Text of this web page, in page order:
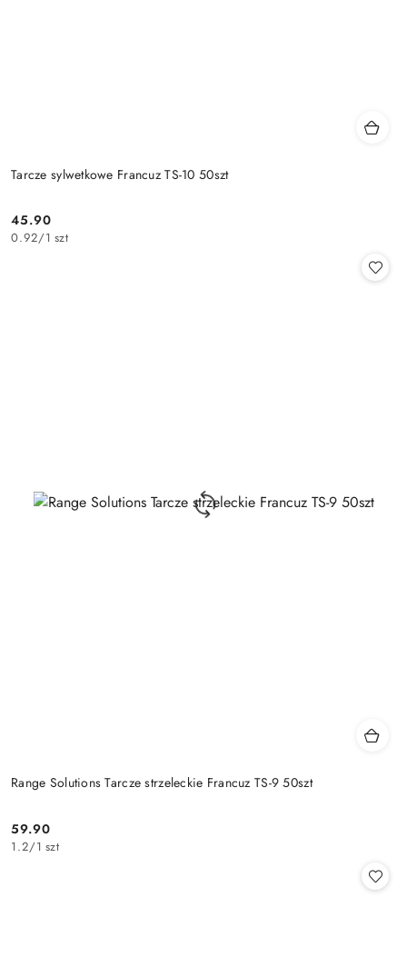
Tarcze sylwetkowe Francuz TS-10 50szt
Cena:
45.90
0.92/1 szt
Range Solutions Tarcze strzeleckie Francuz TS-9 50szt
Cena:
59.90
1.2/1 szt